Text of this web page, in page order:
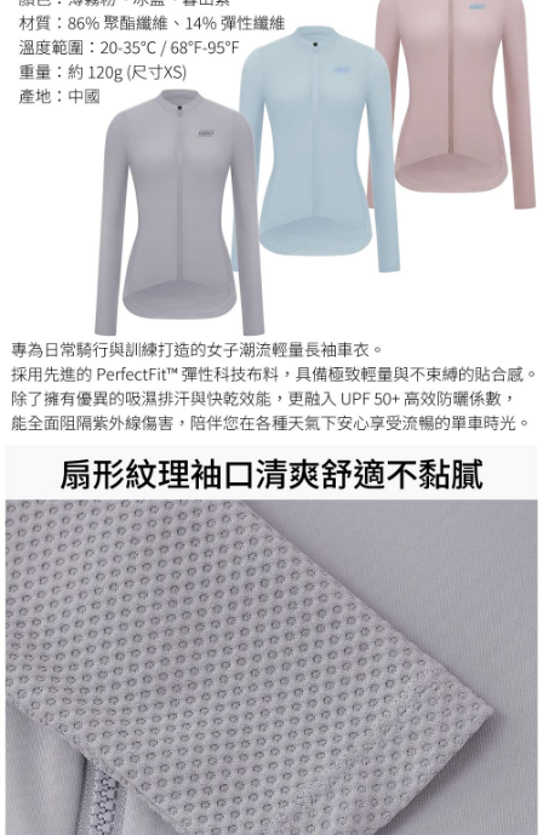
易，需依本服務之必要範圍內提供個人資料，並將交易相關給付款項請求債
權轉讓予恩沛科技股份有限公司。
２．關於個人資料處理事宜，請瀏覽以下網址：
https://aftee.tw/terms/#terms3
３．未成年的使用者請事先徵得法定代理人或監護人之同意方可使用
「AFTEE先享後付」，若未經同意申辦者引起之損失，本公司不負相關責
４．使用「AFTEE先享後付」時，將依據個別帳號之用戶狀況，依本公司即
時審查核予不同之上限額度；若仍有額度不足之情形，本公司將視審查結果
請求用戶進行身份認證。
５．嚴禁一人註冊多個帳號或使用他人資訊註冊。若發現惡意使用之情形，
恩沛科技股份有限公司將有權停止該用戶之使用額度並採取法律行動。